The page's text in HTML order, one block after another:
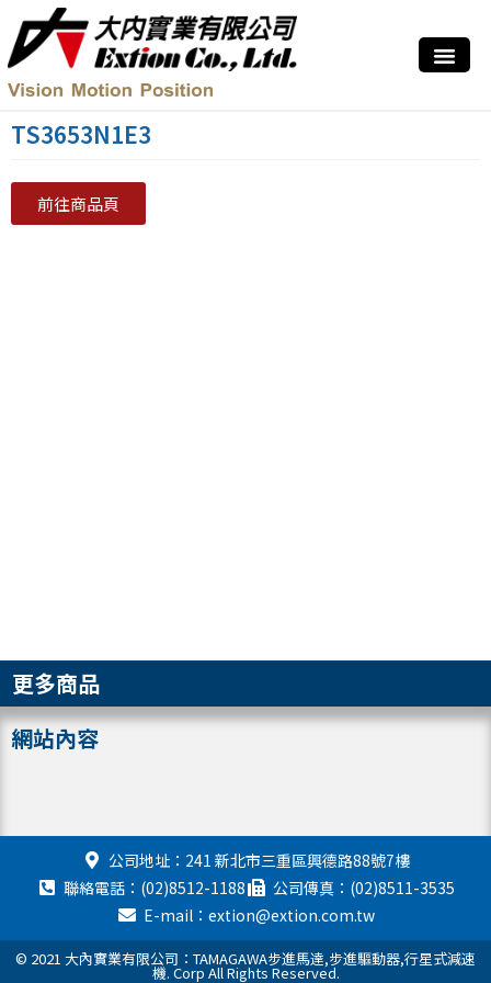
TS3653N1E3
前往商品頁
更多商品
網站內容
公司地址：241 新北市三重區興德路88號7樓
聯絡電話：(02)8512-1188
公司傳真：(02)8511-3535
E-mail：extion@extion.com.tw
© 2021 大內實業有限公司：TAMAGAWA步進馬達,步進驅動器,行星式減速
機. Corp All Rights Reserved.